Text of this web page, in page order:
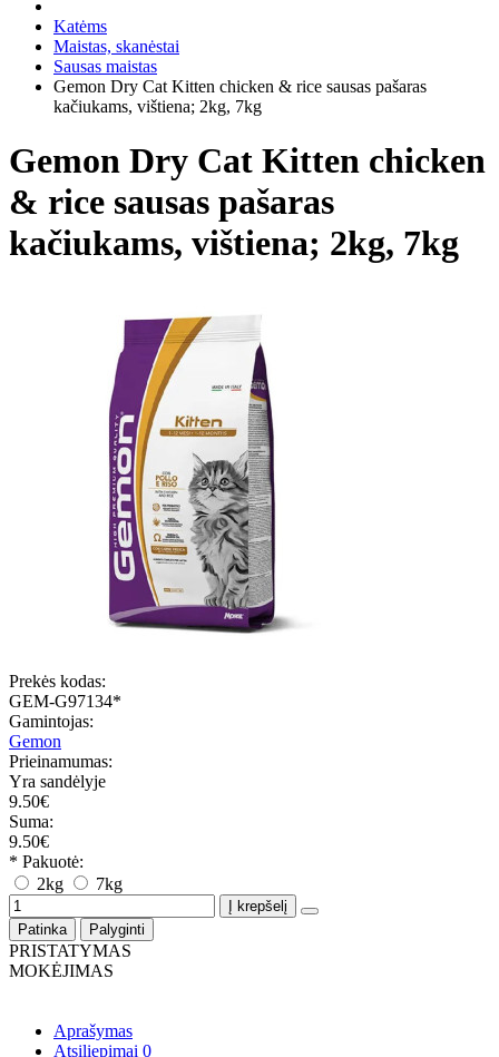
Katėms
Maistas, skanėstai
Sausas maistas
Gemon Dry Cat Kitten chicken & rice sausas pašaras
kačiukams, vištiena; 2kg, 7kg
Gemon Dry Cat Kitten chicken
& rice sausas pašaras
kačiukams, vištiena; 2kg, 7kg
Prekės kodas:
GEM-G97134*
Gamintojas:
Gemon
Prieinamumas:
Yra sandėlyje
9.50€
Suma:
9.50€
* Pakuotė:
2kg
7kg
Į krepšelį
Patinka
Palyginti
PRISTATYMAS
MOKĖJIMAS
Aprašymas
Atsiliepimai 0